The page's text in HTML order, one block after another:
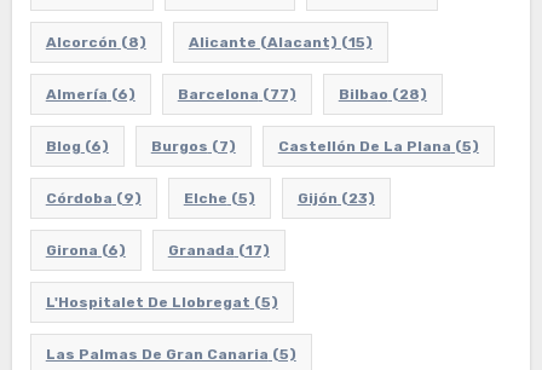
Alcorcón (8) Alicante (Alacant) (15)
Almería (6) Barcelona (77) Bilbao (28)
Blog (6) Burgos (7) Castellón De La Plana (5)
Córdoba (9) Elche (5) Gijón (23)
Girona (6) Granada (17)
L'Hospitalet De Llobregat (5)
Las Palmas De Gran Canaria (5)